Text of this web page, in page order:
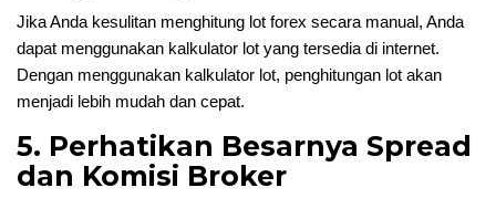
Jika Anda kesulitan menghitung lot forex secara manual, Anda
dapat menggunakan kalkulator lot yang tersedia di internet.
Dengan menggunakan kalkulator lot, penghitungan lot akan
menjadi lebih mudah dan cepat.
5. Perhatikan Besarnya Spread
dan Komisi Broker